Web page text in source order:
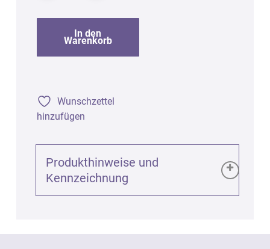
In den
Warenkorb
Wunschzettel
hinzufügen
Produkthinweise und
Kennzeichnung